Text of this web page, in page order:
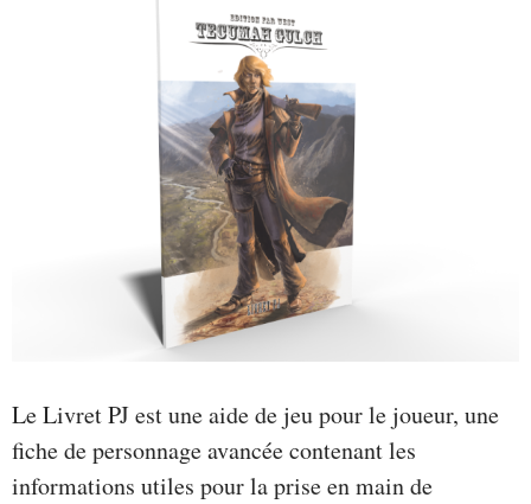
Le Livret PJ est une aide de jeu pour le joueur, une
fiche de personnage avancée contenant les
informations utiles pour la prise en main de